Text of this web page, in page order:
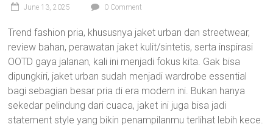
June 13, 2025 0 Comment
Trend fashion pria, khususnya jaket urban dan streetwear,
review bahan, perawatan jaket kulit/sintetis, serta inspirasi
OOTD gaya jalanan, kali ini menjadi fokus kita. Gak bisa
dipungkiri, jaket urban sudah menjadi wardrobe essential
bagi sebagian besar pria di era modern ini. Bukan hanya
sekedar pelindung dari cuaca, jaket ini juga bisa jadi
statement style yang bikin penampilanmu terlihat lebih kece.